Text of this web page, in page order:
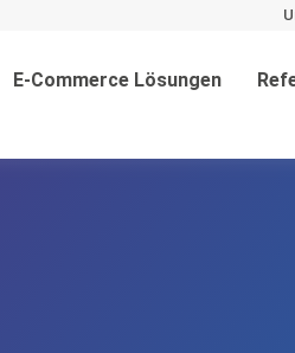
E-Commerce Lösungen